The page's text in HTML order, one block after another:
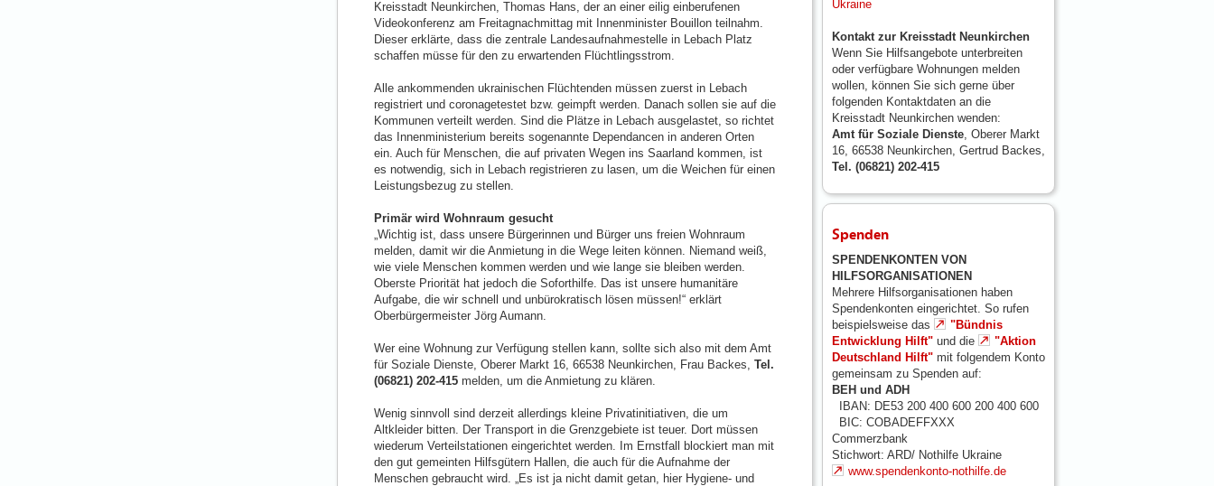
Kreisstadt Neunkirchen, Thomas Hans, der an einer eilig einberufenen
Videokonferenz am Freitagnachmittag mit Innenminister Bouillon teilnahm.
Dieser erklärte, dass die zentrale Landesaufnahmestelle in Lebach Platz
schaffen müsse für den zu erwartenden Flüchtlingsstrom.
Alle ankommenden ukrainischen Flüchtenden müssen zuerst in Lebach
registriert und coronagetestet bzw. geimpft werden. Danach sollen sie auf die
Kommunen verteilt werden. Sind die Plätze in Lebach ausgelastet, so richtet
das Innenministerium bereits sogenannte Dependancen in anderen Orten
ein. Auch für Menschen, die auf privaten Wegen ins Saarland kommen, ist
es notwendig, sich in Lebach registrieren zu lasen, um die Weichen für einen
Leistungsbezug zu stellen.
Primär wird Wohnraum gesucht
„Wichtig ist, dass unsere Bürgerinnen und Bürger uns freien Wohnraum
melden, damit wir die Anmietung in die Wege leiten können. Niemand weiß,
wie viele Menschen kommen werden und wie lange sie bleiben werden.
Oberste Priorität hat jedoch die Soforthilfe. Das ist unsere humanitäre
Aufgabe, die wir schnell und unbürokratisch lösen müssen!“ erklärt
Oberbürgermeister Jörg Aumann.
Wer eine Wohnung zur Verfügung stellen kann, sollte sich also mit dem Amt
für Soziale Dienste, Oberer Markt 16, 66538 Neunkirchen, Frau Backes, Tel.
(06821) 202-415melden, um die Anmietung zu klären.
Wenig sinnvoll sind derzeit allerdings kleine Privatinitiativen, die um
Altkleider bitten. Der Transport in die Grenzgebiete ist teuer. Dort müssen
wiederum Verteilstationen eingerichtet werden. Im Ernstfall blockiert man mit
den gut gemeinten Hilfsgütern Hallen, die auch für die Aufnahme der
Menschen gebraucht wird. „Es ist ja nicht damit getan, hier Hygiene- und
Ukraine
Kontakt zur Kreisstadt Neunkirchen
Wenn Sie Hilfsangebote unterbreiten
oder verfügbare Wohnungen melden
wollen, können Sie sich gerne über
folgenden Kontaktdaten an die
Kreisstadt Neunkirchen wenden:
Amt für Soziale Dienste, Oberer Markt
16, 66538 Neunkirchen, Gertrud Backes,
Tel. (06821) 202-415
Spenden
SPENDENKONTEN VON
HILFSORGANISATIONEN
Mehrere Hilfsorganisationen haben
Spendenkonten eingerichtet. So rufen
beispielsweise das
"Bündnis
Entwicklung Hilft"und die
"Aktion
Deutschland Hilft"mit folgendem Konto
gemeinsam zu Spenden auf:
BEH und ADH
IBAN: DE53 200 400 600 200 400 600
BIC: COBADEFFXXX
Commerzbank
Stichwort: ARD/ Nothilfe Ukraine
www.spendenkonto-nothilfe.de